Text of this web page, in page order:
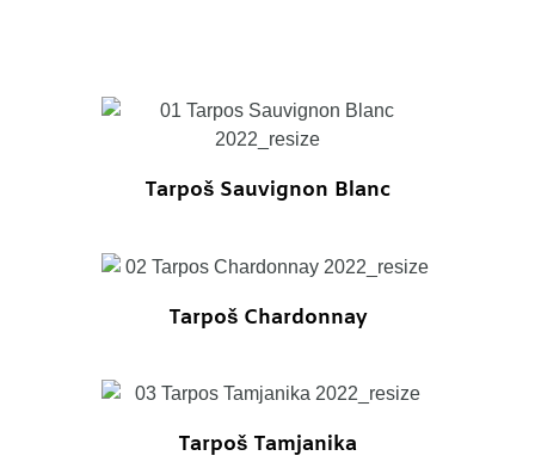
Tarpoš Sauvignon Blanc
Tarpoš Chardonnay
Tarpoš Tamjanika